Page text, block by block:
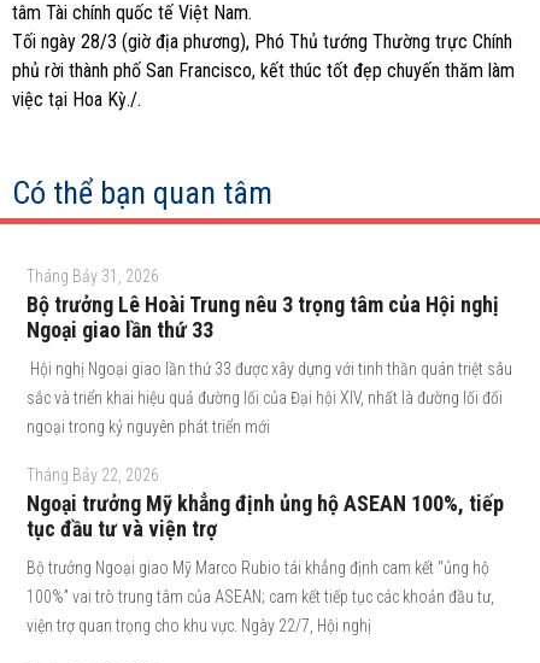
tâm Tài chính quốc tế Việt Nam.
Tối ngày 28/3 (giờ địa phương), Phó Thủ tướng Thường trực Chính
phủ rời thành phố San Francisco, kết thúc tốt đẹp chuyến thăm làm
việc tại Hoa Kỳ./.
Có thể bạn quan tâm
Tháng Bảy 31, 2026
Bộ trưởng Lê Hoài Trung nêu 3 trọng tâm của Hội nghị
Ngoại giao lần thứ 33
Hội nghị Ngoại giao lần thứ 33 được xây dựng với tinh thần quán triệt sâu
sắc và triển khai hiệu quả đường lối của Đại hội XIV, nhất là đường lối đối
ngoại trong kỷ nguyên phát triển mới
Tháng Bảy 22, 2026
Ngoại trưởng Mỹ khẳng định ủng hộ ASEAN 100%, tiếp
tục đầu tư và viện trợ
Bộ trưởng Ngoại giao Mỹ Marco Rubio tái khẳng định cam kết “ủng hộ
100%” vai trò trung tâm của ASEAN; cam kết tiếp tục các khoản đầu tư,
viện trợ quan trọng cho khu vực. Ngày 22/7, Hội nghị